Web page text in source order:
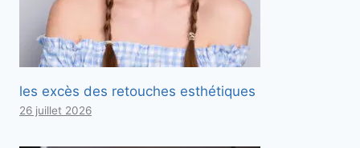
les excès des retouches esthétiques
26 juillet 2026